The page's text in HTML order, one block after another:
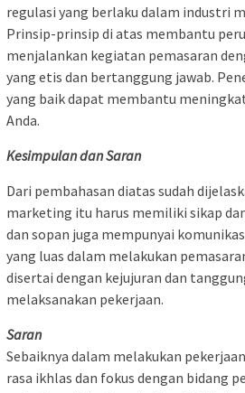
regulasi yang berlaku dalam industri
Prinsip-prinsip di atas membantu
menjalankan kegiatan pemasaran
yang etis dan bertanggung jawab.
yang baik dapat membantu
Anda.
Kesimpulan dan Saran
Dari pembahasan diatas sudah
marketing itu harus memiliki sikap
dan sopan juga mempunyai
yang luas dalam melakukan
disertai dengan kejujuran dan
melaksanakan pekerjaan.
Saran
Sebaiknya dalam melakukan
rasa ikhlas dan fokus dengan bidang